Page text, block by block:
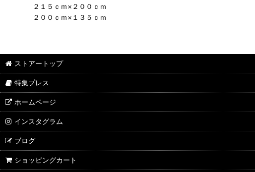
２１５ｃｍ×２００ｃｍ
２００ｃｍ×１３５ｃｍ
ストアートップ
特集プレス
ホームページ
インスタグラム
ブログ
ショッピングカート